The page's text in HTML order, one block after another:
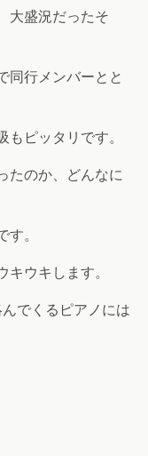
大盛況だったそ
同行メンバーとと
ピッタリです。
たのか、どんなに
。
ウキします。
でくるピアノには